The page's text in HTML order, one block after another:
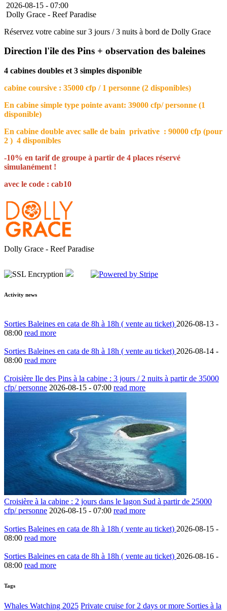
2026-08-15 - 07:00
Dolly Grace - Reef Paradise
Réservez votre cabine sur 3 jours / 3 nuits à bord de Dolly Grace
Direction l'ile des Pins + observation des baleines
4 cabines doubles et 3 simples disponible
cabine coursive : 35000 cfp / 1 personne (2 disponibles)
En cabine simple type pointe avant: 39000 cfp/ personne (1
disponible)
En cabine double avec salle de bain privative : 90000 cfp (pour
2 ) 4 disponibles
-10% en tarif de groupe à partir de 4 places réservé
simulanément !
avec le code : cab10
Dolly Grace - Reef Paradise
Activity news
Sorties Baleines en cata de 8h à 18h ( vente au ticket) 2026-08-13 -
08:00 read more
Sorties Baleines en cata de 8h à 18h ( vente au ticket) 2026-08-14 -
08:00 read more
Croisière Ile des Pins à la cabine : 3 jours / 2 nuits à partir de 35000
cfp/ personne 2026-08-15 - 07:00 read more
Croisière à la cabine : 2 jours dans le lagon Sud à partir de 25000
cfp/ personne 2026-08-15 - 07:00 read more
Sorties Baleines en cata de 8h à 18h ( vente au ticket) 2026-08-15 -
08:00 read more
Sorties Baleines en cata de 8h à 18h ( vente au ticket) 2026-08-16 -
08:00 read more
Tags
Whales Watching 2025 Private cruise for 2 days or more Sorties à la